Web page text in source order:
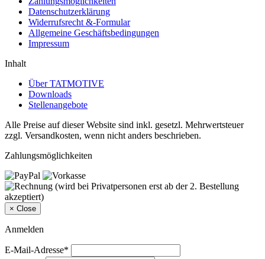
Datenschutzerklärung
Widerrufsrecht &-Formular
Allgemeine Geschäftsbedingungen
Impressum
Inhalt
Über TATMOTIVE
Downloads
Stellenangebote
Alle Preise auf dieser Website sind inkl. gesetzl. Mehrwertsteuer
zzgl. Versandkosten, wenn nicht anders beschrieben.
Zahlungsmöglichkeiten
× Close
Anmelden
E-Mail-Adresse*